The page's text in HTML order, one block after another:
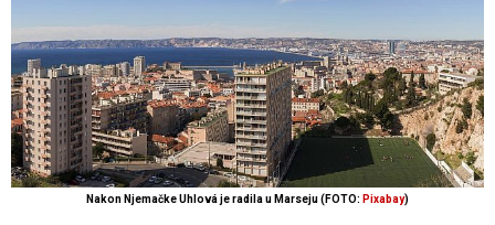
Nakon Njemačke Uhlová je radila u Marseju (FOTO: Pixabay)